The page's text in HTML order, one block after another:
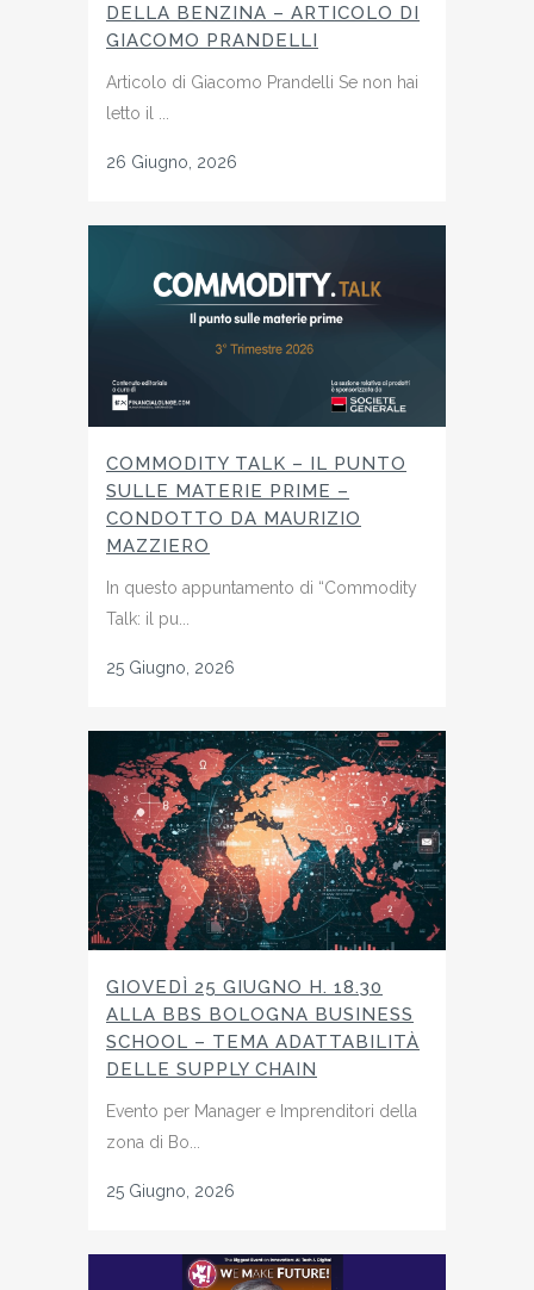
DELLA BENZINA – ARTICOLO DI
GIACOMO PRANDELLI
Articolo di Giacomo Prandelli Se non hai
letto il ...
26 Giugno, 2026
COMMODITY TALK – IL PUNTO
SULLE MATERIE PRIME –
CONDOTTO DA MAURIZIO
MAZZIERO
In questo appuntamento di “Commodity
Talk: il pu...
25 Giugno, 2026
GIOVEDÌ 25 GIUGNO H. 18.30
ALLA BBS BOLOGNA BUSINESS
SCHOOL – TEMA ADATTABILITÀ
DELLE SUPPLY CHAIN
Evento per Manager e Imprenditori della
zona di Bo...
25 Giugno, 2026